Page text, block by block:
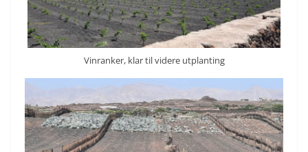
Vinranker, klar til videre utplanting